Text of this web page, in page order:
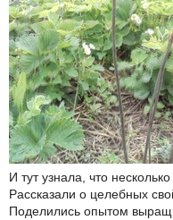
И тут узнала, что
Рассказали о целебных
Поделились опытом